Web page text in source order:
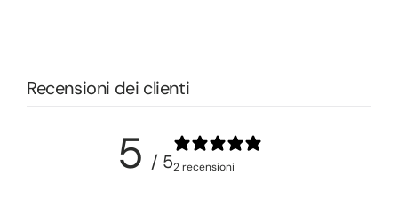
Recensioni dei clienti
5 / 52 recensioni